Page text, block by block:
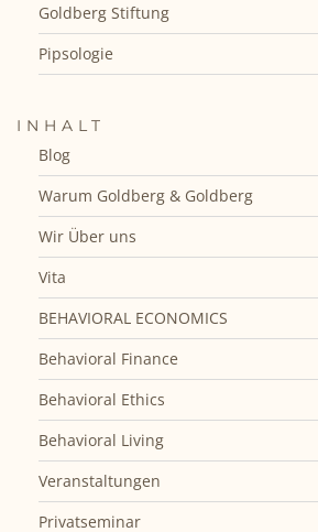
Goldberg Stiftung
Pipsologie
INHALT
Blog
Warum Goldberg & Goldberg
Wir Über uns
Vita
BEHAVIORAL ECONOMICS
Behavioral Finance
Behavioral Ethics
Behavioral Living
Veranstaltungen
Privatseminar